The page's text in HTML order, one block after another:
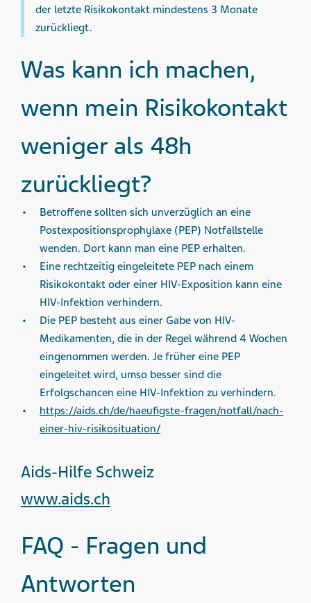
der letzte Risikokontakt mindestens 3 Monate
zurückliegt.
Was kann ich machen,
wenn mein Risikokontakt
weniger als 48h
zurückliegt?
Betroffene sollten sich unverzüglich an eine
Postexpositionsprophylaxe (PEP) Notfallstelle
wenden. Dort kann man eine PEP erhalten.
Eine rechtzeitig eingeleitete PEP nach einem
Risikokontakt oder einer HIV-Exposition kann eine
HIV-Infektion verhindern.
Die PEP besteht aus einer Gabe von HIV-
Medikamenten, die in der Regel während 4 Wochen
eingenommen werden. Je früher eine PEP
eingeleitet wird, umso besser sind die
Erfolgschancen eine HIV-Infektion zu verhindern.
https://aids.ch/de/haeufigste-fragen/notfall/nach-
einer-hiv-risikosituation/
Aids-Hilfe Schweiz
www.aids.ch
FAQ - Fragen und
Antworten